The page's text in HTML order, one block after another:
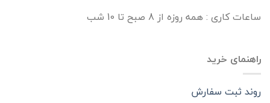
ساعات کاری : همه روزه از 8 صبح تا 10 شب
راهنمای خرید
روند ثبت سفارش